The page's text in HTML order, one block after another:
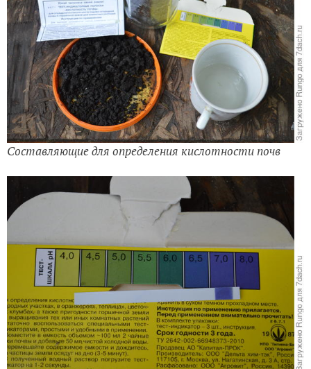
Составляющие для определения кислотности почв